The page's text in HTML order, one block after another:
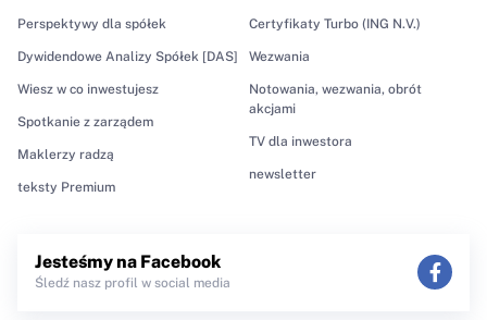
Perspektywy dla spółek
Dywidendowe Analizy Spółek [DAS]
Wiesz w co inwestujesz
Spotkanie z zarządem
Maklerzy radzą
teksty Premium
Certyfikaty Turbo (ING N.V.)
Wezwania
Notowania, wezwania, obrót
akcjami
TV dla inwestora
newsletter
Jesteśmy na Facebook
Śledź nasz profil w social media